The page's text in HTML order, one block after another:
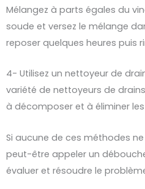
Mélangez à parts égales du
soude et versez le mélange
reposer quelques heures puis
4- Utilisez un nettoyeur de
variété de nettoyeurs de
à décomposer et à éliminer
Si aucune de ces méthodes
peut-être appeler un
évaluer et résoudre le